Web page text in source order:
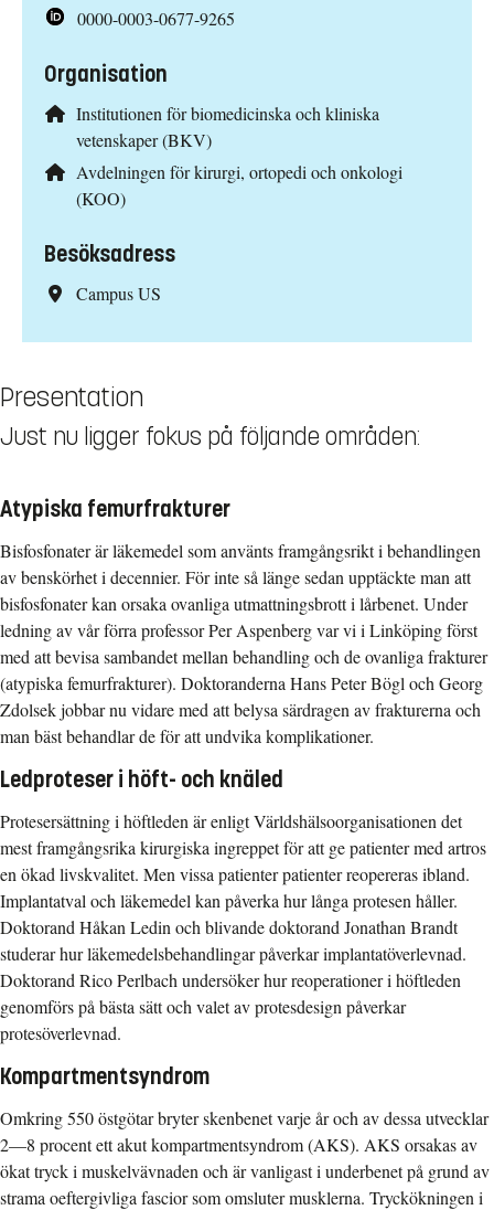
0000-0003-0677-9265
Organisation
Institutionen för biomedicinska och kliniska
vetenskaper (BKV)
Avdelningen för kirurgi, ortopedi och onkologi
(KOO)
Besöksadress
Campus US
Presentation
Just nu ligger fokus på följande områden:
Atypiska femurfrakturer
Bisfosfonater är läkemedel som använts framgångsrikt i behandlingen
av benskörhet i decennier. För inte så länge sedan upptäckte man att
bisfosfonater kan orsaka ovanliga utmattningsbrott i lårbenet. Under
ledning av vår förra professor Per Aspenberg var vi i Linköping först
med att bevisa sambandet mellan behandling och de ovanliga frakturer
(atypiska femurfrakturer). Doktoranderna Hans Peter Bögl och Georg
Zdolsek jobbar nu vidare med att belysa särdragen av frakturerna och
man bäst behandlar de för att undvika komplikationer.
Ledproteser i höft- och knäled
Protesersättning i höftleden är enligt Världshälsoorganisationen det
mest framgångsrika kirurgiska ingreppet för att ge patienter med artros
en ökad livskvalitet. Men vissa patienter patienter reopereras ibland.
Implantatval och läkemedel kan påverka hur långa protesen håller.
Doktorand Håkan Ledin och blivande doktorand Jonathan Brandt
studerar hur läkemedelsbehandlingar påverkar implantatöverlevnad.
Doktorand Rico Perlbach undersöker hur reoperationer i höftleden
genomförs på bästa sätt och valet av protesdesign påverkar
protesöverlevnad.
Kompartmentsyndrom
Omkring 550 östgötar bryter skenbenet varje år och av dessa utvecklar
2—8 procent ett akut kompartmentsyndrom (AKS). AKS orsakas av
ökat tryck i muskelvävnaden och är vanligast i underbenet på grund av
strama oeftergivliga fascior som omsluter musklerna. Tryckökningen i